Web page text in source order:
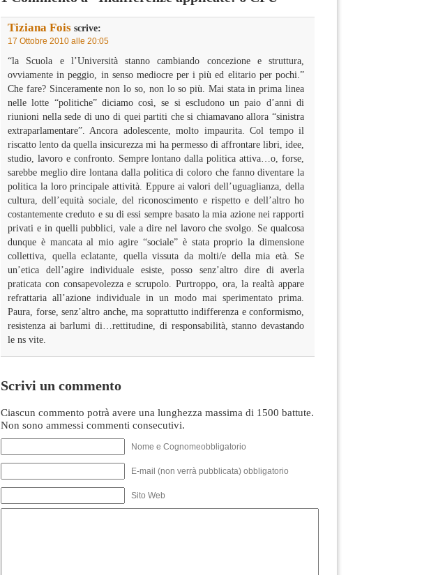
Tiziana Fois scrive:
17 Ottobre 2010 alle 20:05
“la Scuola e l’Università stanno cambiando concezione e struttura,
ovviamente in peggio, in senso mediocre per i più ed elitario per pochi.”
Che fare? Sinceramente non lo so, non lo so più. Mai stata in prima linea
nelle lotte “politiche” diciamo così, se si escludono un paio d’anni di
riunioni nella sede di uno di quei partiti che si chiamavano allora “sinistra
extraparlamentare”. Ancora adolescente, molto impaurita. Col tempo il
riscatto lento da quella insicurezza mi ha permesso di affrontare libri, idee,
studio, lavoro e confronto. Sempre lontano dalla politica attiva…o, forse,
sarebbe meglio dire lontana dalla politica di coloro che fanno diventare la
politica la loro principale attività. Eppure ai valori dell’uguaglianza, della
cultura, dell’equità sociale, del riconoscimento e rispetto e dell’altro ho
costantemente creduto e su di essi sempre basato la mia azione nei rapporti
privati e in quelli pubblici, vale a dire nel lavoro che svolgo. Se qualcosa
dunque è mancata al mio agire “sociale” è stata proprio la dimensione
collettiva, quella eclatante, quella vissuta da molti/e della mia età. Se
un’etica dell’agire individuale esiste, posso senz’altro dire di averla
praticata con consapevolezza e scrupolo. Purtroppo, ora, la realtà appare
refrattaria all’azione individuale in un modo mai sperimentato prima.
Paura, forse, senz’altro anche, ma soprattutto indifferenza e conformismo,
resistenza ai barlumi di…rettitudine, di responsabilità, stanno devastando
le ns vite.
Scrivi un commento
Ciascun commento potrà avere una lunghezza massima di 1500 battute.
Non sono ammessi commenti consecutivi.
Nome e Cognomeobbligatorio
E-mail (non verrà pubblicata) obbligatorio
Sito Web